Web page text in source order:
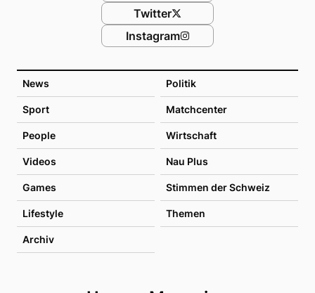
News Politik
Sport Matchcenter
People Wirtschaft
Videos Nau Plus
Games Stimmen der Schweiz
Lifestyle Themen
Archiv
Twitter
Instagram